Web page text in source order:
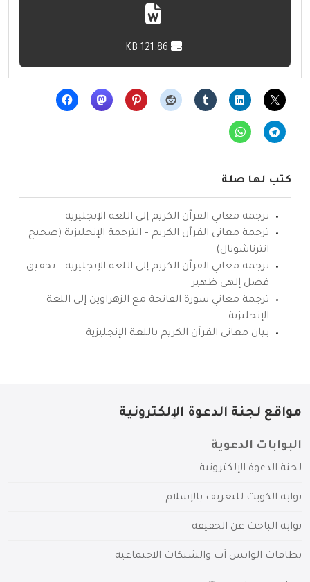
كتب لها صلة
ترجمة معاني القرآن الكريم إلى اللغة الإنجليزية
ترجمة معاني القرآن الكريم – الترجمة الإنجليزية (صحيح
انترناشونال)
ترجمة معاني القرآن الكريم إلى اللغة الإنجليزية – تحقيق
فضل إلهي ظهير
ترجمة معاني سورة الفاتحة مع الزهراوين إلى اللغة
الإنجليزية
بيان معاني القرآن الكريم باللغة الإنجليزية
مواقع لجنة الدعوة الإلكترونية
البوابات الدعوية
لجنة الدعوة الإلكترونية
بوابة الكويت للتعريف بالإسلام
بوابة الباحث عن الحقيقة
بطاقات الواتس آب والشبكات الاجتماعية